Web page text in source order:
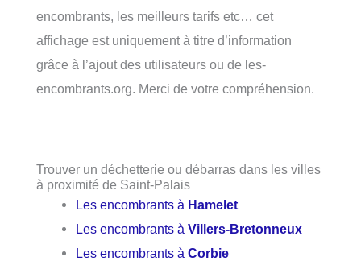
encombrants, les meilleurs tarifs etc… cet
affichage est uniquement à titre d’information
grâce à l’ajout des utilisateurs ou de les-
encombrants.org. Merci de votre compréhension.
Trouver un déchetterie ou débarras dans les villes
à proximité de Saint-Palais
Les encombrants à Hamelet
Les encombrants àVillers-Bretonneux
Les encombrants àCorbie